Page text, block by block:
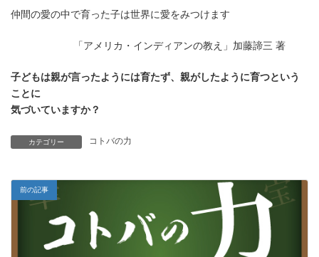
仲間の愛の中で育った子は世界に愛をみつけます
「アメリカ・インディアンの教え」加藤諦三 著
子どもは親が言ったようには育たず、親がしたように育つという
ことに
気づいていますか？
カテゴリー コトバの力
前の記事